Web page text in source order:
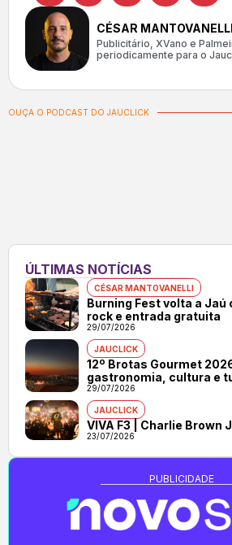
CÉSAR MANTOVANELLI
Publicitário, XVano e
periodicamente para o
OUÇA O PODCAST DO JAUCLICK
ÚLTIMAS NOTÍCIAS
CÉSAR MANTOVANELLI
Burning Fest volta a Jaú
rock e entrada gratuita
29/07/2026
JAUCLICK
12º Brotas Gourmet
gastronomia, cultura e
29/07/2026
JAUCLICK
VIVA F3 | Charlie Brown
23/07/2026
PUBLICIDADE